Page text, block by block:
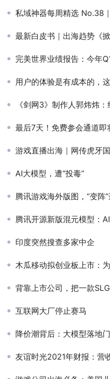
私域神器每周精选 No.38｜优质游戏寻
最新白皮书｜出海趋势《
完美世界业绩报告：今年Q1净利
用户的体验是有成本的，
《剑网3》制作人郭炜炜
最后7天！免费参会通道即将关闭，错过等1
游戏直播出海｜网传虎牙国际
AI大模型，遭“投毒”
腾讯游戏海外版图，“变阵
腾讯开源新版混元模型：AI
印度突然搜查多家中企
木瓜移动拟创业板上市：为国内企业
背靠上市公司，把一款SLG做
互联网大厂停止赛马
降价潮背后：大模型落地
友谊时光2021年财报：营收